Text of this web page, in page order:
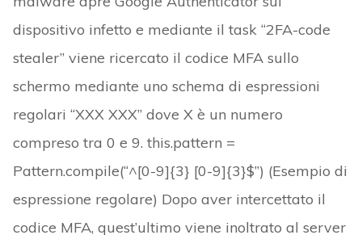
dispositivo infetto e mediante il task “2FA-code
stealer” viene ricercato il codice MFA sullo
schermo mediante uno schema di espressioni
regolari “XXX XXX” dove X è un numero
compreso tra 0 e 9. this.pattern =
Pattern.compile(“^[0-9]{3} [0-9]{3}$”) (Esempio di
espressione regolare) Dopo aver intercettato il
codice MFA, quest’ultimo viene inoltrato al server